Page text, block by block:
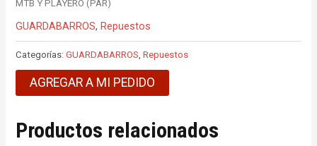
MTB Y PLAYERO (PAR)
GUARDABARROS,Repuestos
Categorías:GUARDABARROS ,Repuestos
AGREGAR A MI PEDIDO
Productos relacionados